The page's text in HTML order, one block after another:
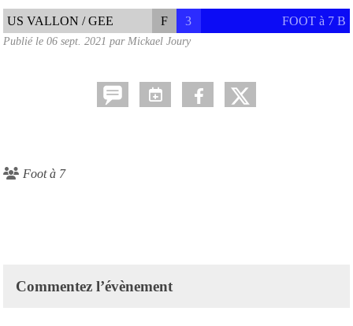
US VALLON / GEE F 3 FOOT à 7 B
Publié le 06 sept. 2021 par Mickael Joury
Foot à 7
Commentez l’évènement